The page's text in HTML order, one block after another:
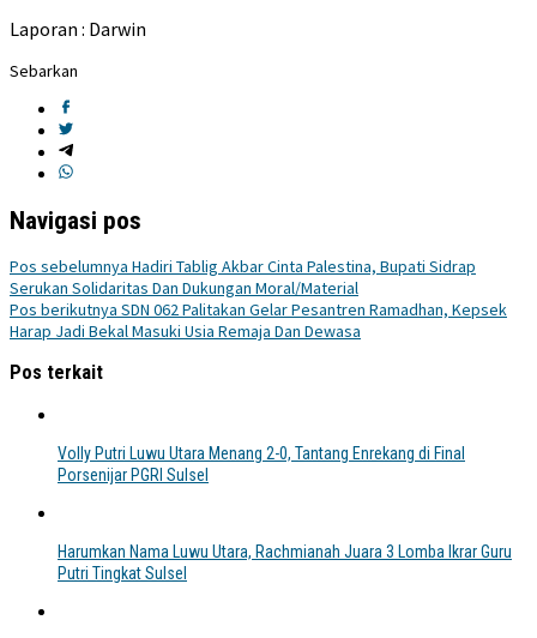
Laporan : Darwin
Sebarkan
Navigasi pos
Pos sebelumnya Hadiri Tablig Akbar Cinta Palestina, Bupati Sidrap
Serukan Solidaritas Dan Dukungan Moral/Material
Pos berikutnya SDN 062 Palitakan Gelar Pesantren Ramadhan, Kepsek
Harap Jadi Bekal Masuki Usia Remaja Dan Dewasa
Pos terkait
Volly Putri Luwu Utara Menang 2-0, Tantang Enrekang di Final
Porsenijar PGRI Sulsel
Harumkan Nama Luwu Utara, Rachmianah Juara 3 Lomba Ikrar Guru
Putri Tingkat Sulsel